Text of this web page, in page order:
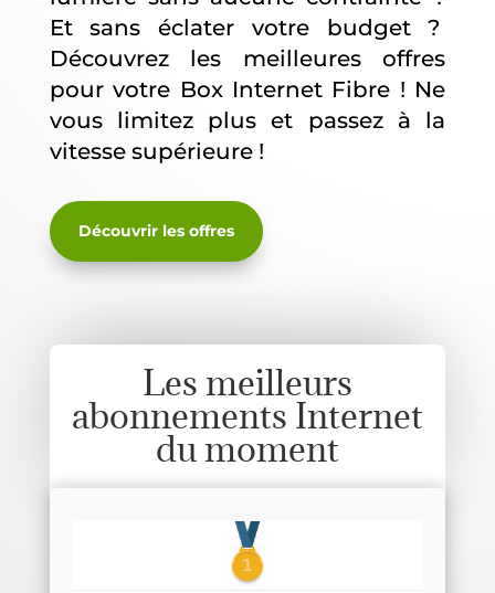
Et sans éclater votre budget ?
Découvrez les meilleures offres
pour votre Box Internet Fibre ! Ne
vous limitez plus et passez à la
vitesse supérieure !
Découvrir les offres
Les meilleurs
abonnements Internet
du moment